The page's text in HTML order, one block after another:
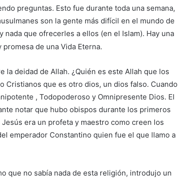
preguntas. Esto fue durante toda una semana,
son la gente más difícil en el mundo de
que ofrecerles a ellos (en el Islam). Hay una
de una Vida Eterna.
deidad de Allah. ¿Quién es este Allah que los
Cristianos que es otro dios, un dios falso. Cuando
, Todopoderoso y Omnipresente Dios. El
notar que hubo obispos durante los primeros
era un profeta y maestro como creen los
emperador Constantino quien fue el que llamo a
que no sabía nada de esta religión, introdujo un